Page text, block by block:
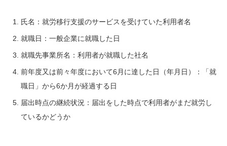
氏名：就労移行支援のサービスを受けていた利用者名
就職日：一般企業に就職した日
就職先事業所名：利用者が就職した社名
前年度又は前々年度において6月に達した日（年月日）：「就
職日」から6か月が経過する日
届出時点の継続状況：届出をした時点で利用者がまだ就労し
ているかどうか